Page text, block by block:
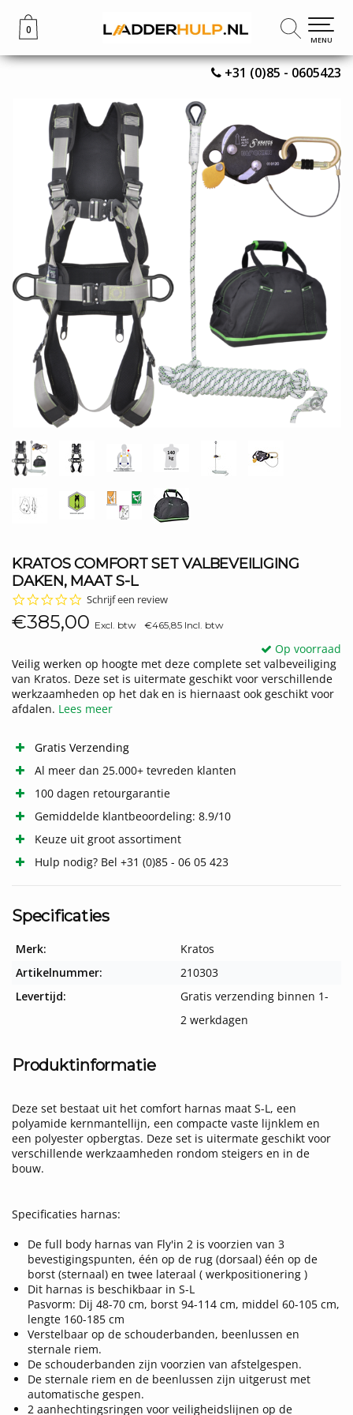
+31 (0)85 - 0605423
0
MENU
0
MENU
KRATOS COMFORT SET VALBEVEILIGING
DAKEN, MAAT S-L
0.0
star
rating
Schrijf een review
€385,00 Excl. btw €465,85 Incl. btw
Op voorraad
Veilig werken op hoogte met deze complete set valbeveiliging
van Kratos. Deze set is uitermate geschikt voor verschillende
werkzaamheden op het dak en is hiernaast ook geschikt voor
afdalen. Lees meer
Gratis Verzending
Al meer dan 25.000+ tevreden klanten
100 dagen retourgarantie
Gemiddelde klantbeoordeling: 8.9/10
Keuze uit groot assortiment
Hulp nodig? Bel +31 (0)85 - 06 05 423
Specificaties
Merk:
Kratos
Artikelnummer:
210303
Levertijd:
Gratis verzending binnen 1-
2 werkdagen
Produktinformatie
Deze set bestaat uit het comfort harnas maat S-L, een
polyamide kernmantellijn, een compacte vaste lijnklem en
een polyester opbergtas. Deze set is uitermate geschikt voor
verschillende werkzaamheden rondom steigers en in de
bouw.
Specificaties harnas:
De full body harnas van Fly'in 2 is voorzien van 3
bevestigingspunten, één op de rug (dorsaal) één op de
borst (sternaal) en twee lateraal ( werkpositionering )
Dit harnas is beschikbaar in S-L
Pasvorm: Dij 48-70 cm, borst 94-114 cm, middel 60-105 cm,
lengte 160-185 cm
Verstelbaar op de schouderbanden, beenlussen en
sternale riem.
De schouderbanden zijn voorzien van afstelgespen.
De sternale riem en de beenlussen zijn uitgerust met
automatische gespen.
2 aanhechtingsringen voor veiligheidslijnen op de